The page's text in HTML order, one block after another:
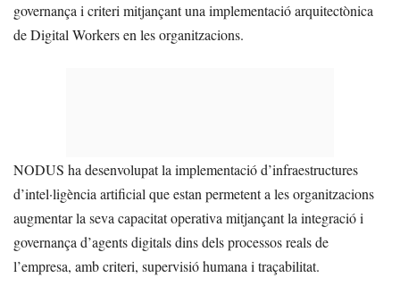
governança i criteri mitjançant una implementació arquitectònica
de Digital Workers en les organitzacions.
NODUS ha desenvolupat la implementació d’infraestructures
d’intel·ligència artificial que estan permetent a les organitzacions
augmentar la seva capacitat operativa mitjançant la integració i
governança d’agents digitals dins dels processos reals de
l’empresa, amb criteri, supervisió humana i traçabilitat.